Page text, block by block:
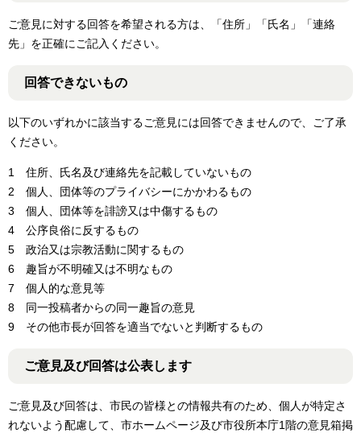
ご意見に対する回答を希望される方は、「住所」「氏名」「連絡
先」を正確にご記入ください。
回答できないもの
以下のいずれかに該当するご意見には回答できませんので、ご了承
ください。
1 住所、氏名及び連絡先を記載していないもの
2 個人、団体等のプライバシーにかかわるもの
3 個人、団体等を誹謗又は中傷するもの
4 公序良俗に反するもの
5 政治又は宗教活動に関するもの
6 趣旨が不明確又は不明なもの
7 個人的な意見等
8 同一投稿者からの同一趣旨の意見
9 その他市長が回答を適当でないと判断するもの
ご意見及び回答は公表します
ご意見及び回答は、市民の皆様との情報共有のため、個人が特定さ
れないよう配慮して、市ホームページ及び市役所本庁1階の意見箱掲